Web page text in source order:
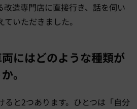
改造専門店に直接行き、話を伺い
いただきました。
にはどのような種類が
。
ると2つあります。ひとつは「自分